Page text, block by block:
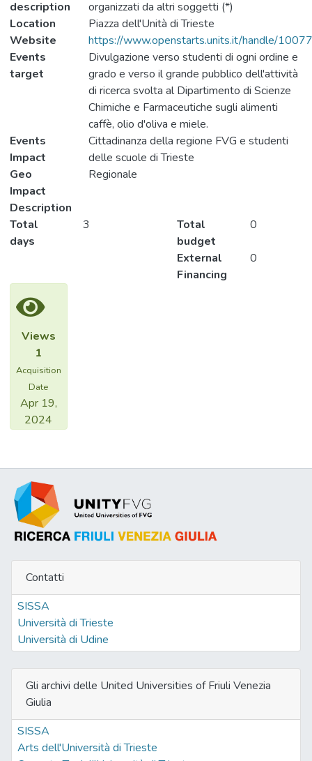
nell'ambito degli alimenti caffè, olio d'oliva e
miele.
description
organizzati da altri soggetti (*)
Location
Piazza dell'Unità di Trieste
Website
https://www.openstarts.units.it/handle/
Events
target
Divulgazione verso studenti di ogni ordine e
grado e verso il grande pubblico dell'attività
di ricerca svolta al Dipartimento di Scienze
Chimiche e Farmaceutiche sugli alimenti
caffè, olio d'oliva e miele.
Events
Impact
Cittadinanza della regione FVG e studenti
delle scuole di Trieste
Geo
Impact
Description
Regionale
Total
days
3
Total
budget
0
External
Financing
0
Views
1
Acquisition
Date
Apr 19,
2024
Contatti
SISSA
Università di Trieste
Università di Udine
Gli archivi delle United Universities of Friuli Venezia
Giulia
SISSA
Arts dell'Università di Trieste